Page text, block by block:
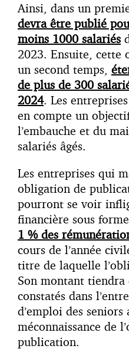
Ainsi, dans un
devra être publié
moins 1000 salariés
2023. Ensuite, cette
un second temps,
de plus de 300
2024. Les
en compte un
l’embauche et du
salariés âgés.
Les entreprises qui
obligation de
pourront se voir
financière sous forme
1 % des
cours de l’année
titre de laquelle
Son montant tiendra
constatés dans
d’emploi des
méconnaissance de
publication.